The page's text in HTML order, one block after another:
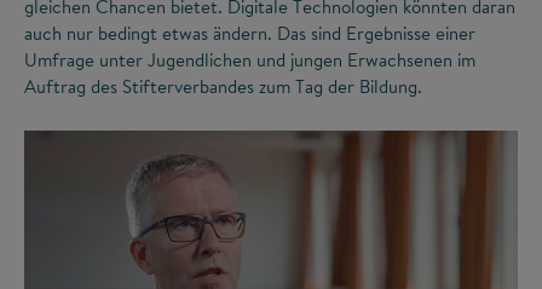
gleichen Chancen bietet. Digitale Technologien könnten daran
auch nur bedingt etwas ändern. Das sind Ergebnisse einer
Umfrage unter Jugendlichen und jungen Erwachsenen im
Auftrag des Stifterverbandes zum Tag der Bildung.